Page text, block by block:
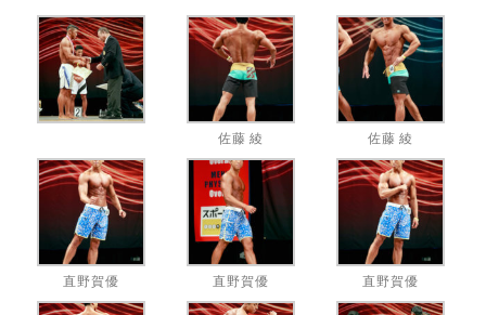
佐藤 綾 佐藤 綾
直野賀優 直野賀優 直野賀優